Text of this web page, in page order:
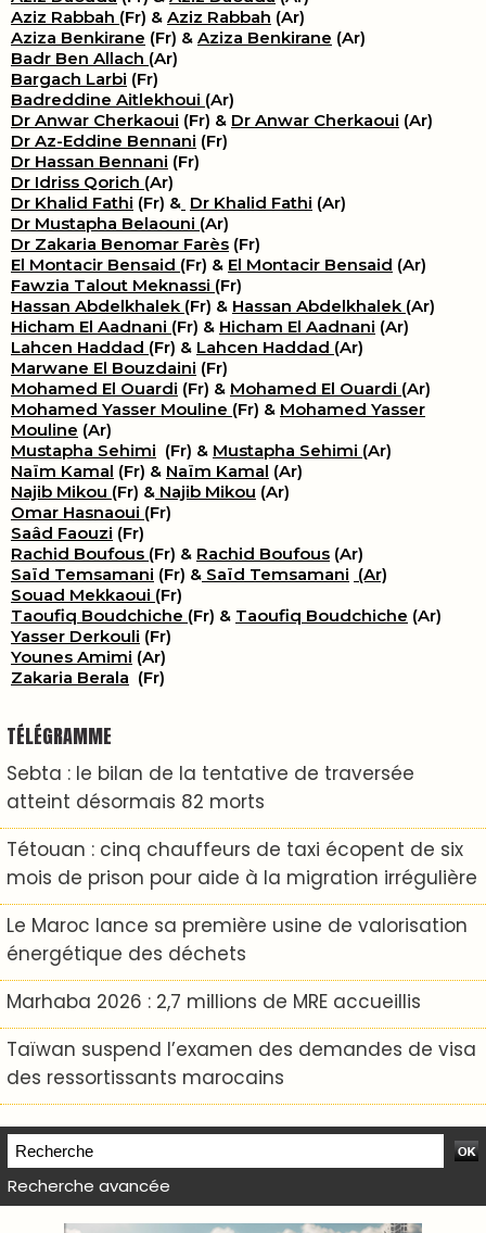
Aziz Rabbah (Fr) & Aziz Rabbah (Ar)
Aziza Benkirane (Fr) & Aziza Benkirane (Ar)
Badr Ben Allach (Ar)
Bargach Larbi (Fr)
Badreddine Aitlekhoui (Ar)
Dr Anwar Cherkaoui (Fr) & Dr Anwar Cherkaoui (Ar)
Dr Az-Eddine Bennani (Fr)
Dr Hassan Bennani (Fr)
Dr Idriss Qorich (Ar)
Dr Khalid Fathi (Fr) & Dr Khalid Fathi (Ar)
Dr Mustapha Belaouni (Ar)
Dr Zakaria Benomar Farès (Fr)
El Montacir Bensaid (Fr) & El Montacir Bensaid (Ar)
Fawzia Talout Meknassi (Fr)
Hassan Abdelkhalek (Fr) & Hassan Abdelkhalek (Ar)
Hicham El Aadnani (Fr) & Hicham El Aadnani (Ar)
Lahcen Haddad (Fr) & Lahcen Haddad (Ar)
Marwane El Bouzdaini (Fr)
Mohamed El Ouardi (Fr) & Mohamed El Ouardi (Ar)
Mohamed Yasser Mouline (Fr) & Mohamed Yasser
Mouline (Ar)
Mustapha Sehimi (Fr) & Mustapha Sehimi (Ar)
Naïm Kamal (Fr) & Naïm Kamal (Ar)
Najib Mikou (Fr) & Najib Mikou (Ar)
Omar Hasnaoui (Fr)
Saâd Faouzi (Fr)
Rachid Boufous (Fr) & Rachid Boufous (Ar)
Saïd Temsamani (Fr) & Saïd Temsamani (Ar)
Souad Mekkaoui (Fr)
Taoufiq Boudchiche (Fr) & Taoufiq Boudchiche (Ar)
Yasser Derkouli (Fr)
Younes Amimi (Ar)
Zakaria Berala (Fr)
TÉLÉGRAMME
Sebta : le bilan de la tentative de traversée
atteint désormais 82 morts
Tétouan : cinq chauffeurs de taxi écopent de six
mois de prison pour aide à la migration irrégulière
Le Maroc lance sa première usine de valorisation
énergétique des déchets
Marhaba 2026 : 2,7 millions de MRE accueillis
Taïwan suspend l’examen des demandes de visa
des ressortissants marocains
Recherche avancée